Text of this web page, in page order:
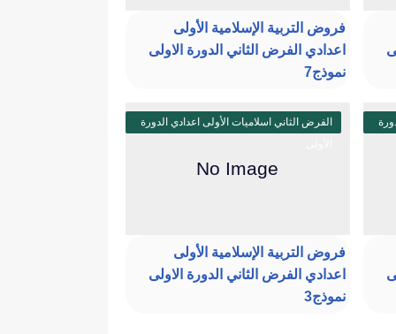
فروض التربية الإسلامية الأولى
اعدادي الفرض الثاني الدورة الاولى
نموذج7
الفرض الثاني اسلاميات الأولى اعدادي الدورة
فروض التربية الإسلامية الأولى
اعدادي الفرض الثاني الدورة الاولى
نموذج3